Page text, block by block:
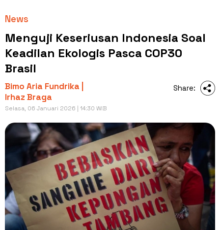
News
Menguji Keseriusan Indonesia Soal
Keadilan Ekologis Pasca COP30
Brasil
Bimo Aria Fundrika |
Irhaz Braga
Selasa, 06 Januari 2026 | 14:30 WIB
Share: